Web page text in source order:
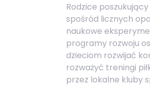
Rodzice poszukujący
spośród licznych
naukowe
programy rozwoju
dzieciom rozwijać
rozważyć treningi
przez lokalne kluby